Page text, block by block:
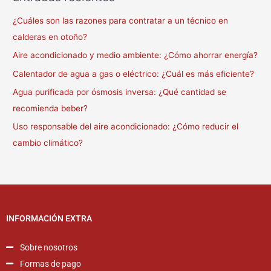
¿Cuáles son las razones para contratar a un técnico en
calderas en otoño?
Aire acondicionado y medio ambiente: ¿Cómo ahorrar energía?
Calentador de agua a gas o eléctrico: ¿Cuál es más eficiente?
Agua purificada por ósmosis inversa: ¿Qué cantidad se
recomienda beber?
Uso responsable del aire acondicionado: ¿Cómo reducir el
cambio climático?
INFORMACIÓN EXTRA
Sobre nosotros
Formas de pago